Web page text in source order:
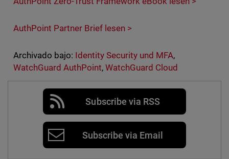
AuthPoint Partner Brief lesen >
Archivado bajo: Identity Security und MFA,
WatchGuard AuthPoint, WatchGuard Cloud
Subscribe via RSS
Subscribe via Email